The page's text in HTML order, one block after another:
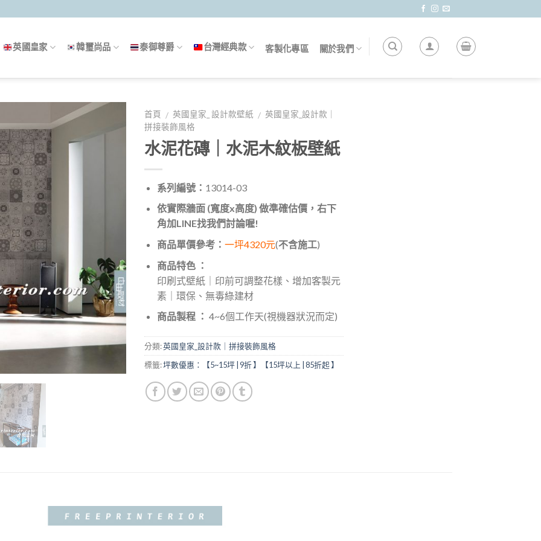
英國皇家 韓璽尚品 泰御尊爵 台灣經典款 客製化專區 關於我們
首頁 / 英國皇家_ 設計款壁紙 / 英國皇家_設計款｜
拼接裝飾風格
水泥花磚｜水泥木紋板壁紙
系列編號： 13014-03
依實際牆面 (寬度x高度) 做準確估價，右下
角加LINE找我們討論喔!
商品單價參考： 一坪4320元(不含施工)
商品特色 ：
印刷式壁紙｜印前可調整花樣、增加客製元
素｜環保、無毒綠建材
商品製程 ： 4~6個工作天(視機器狀況而定)
分類:英國皇家_設計款｜拼接裝飾風格
標籤:坪數優惠：【5~15坪 | 9折 】【15坪以上 | 85折起 】